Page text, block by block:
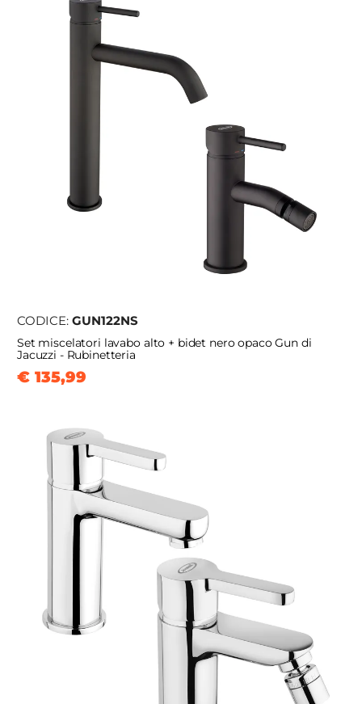
CODICE: GUN122NS
Set miscelatori lavabo alto + bidet nero opaco Gun di
Jacuzzi - Rubinetteria
€ 135,99